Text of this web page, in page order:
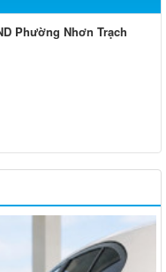
Phường Nhơn Trạch